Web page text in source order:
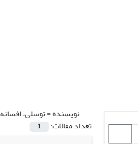
نویسنده =توسلی، افسانه
تعداد مقالات:
1